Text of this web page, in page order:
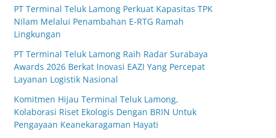
PT Terminal Teluk Lamong Perkuat Kapasitas TPK
Nilam Melalui Penambahan E-RTG Ramah
Lingkungan
PT Terminal Teluk Lamong Raih Radar Surabaya
Awards 2026 Berkat Inovasi EAZI Yang Percepat
Layanan Logistik Nasional
Komitmen Hijau Terminal Teluk Lamong,
Kolaborasi Riset Ekologis Dengan BRIN Untuk
Pengayaan Keanekaragaman Hayati